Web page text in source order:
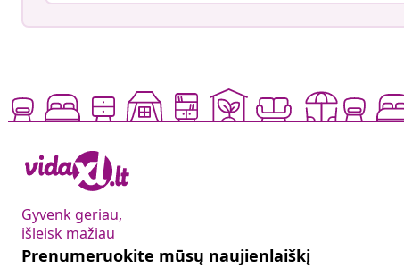
Gyvenk geriau,
išleisk mažiau
Prenumeruokite mūsų naujienlaiškį